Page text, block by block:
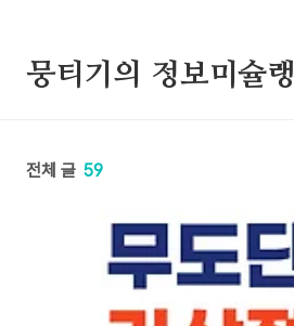
뭉티기의 정보미슐랭
전체 글 59